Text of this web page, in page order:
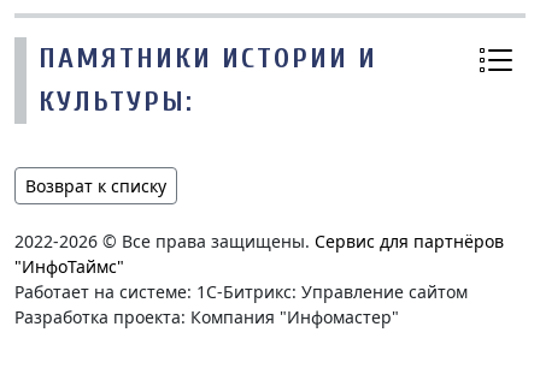
ПАМЯТНИКИ ИСТОРИИ И
КУЛЬТУРЫ:
Возврат к списку
2022-2026 © Все права защищены. Сервис для партнёров
"ИнфоТаймс"
Работает на системе: 1С-Битрикс: Управление сайтом
Разработка проекта: Компания "Инфомастер"